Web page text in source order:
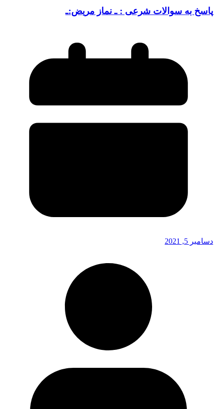
پاسخ به سوالات شرعی : ـ نماز مریض:ـ
دسامبر 5, 2021